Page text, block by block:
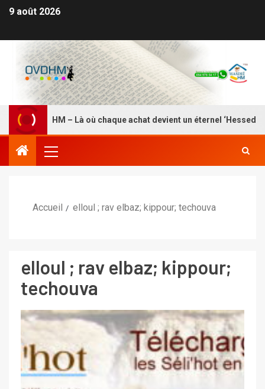
9 août 2026
HASDEI HM – Là où chaque achat devient un éternel ‘Hessed
Accueil elloul ; rav elbaz; kippour; techouva
elloul ; rav elbaz; kippour;
techouva